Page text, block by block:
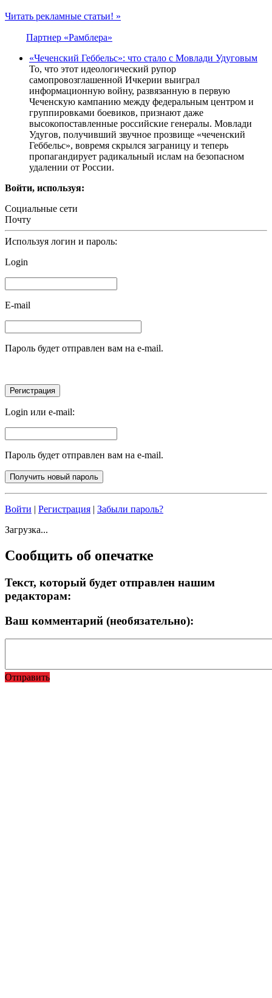
Читать рекламные статьи! »
Партнер «Рамблера»
«Чеченский Геббельс»: что стало с Мовлади Удуговым
То, что этот идеологический рупор
самопровозглашенной Ичкерии выиграл
информационную войну, развязанную в первую
Чеченскую кампанию между федеральным центром и
группировками боевиков, признают даже
высокопоставленные российские генералы. Мовлади
Удугов, получивший звучное прозвище «чеченский
Геббельс», вовремя скрылся заграницу и теперь
пропагандирует радикальный ислам на безопасном
удалении от России.
Войти, используя:
Социальные сети
Почту
Используя логин и пароль:
Login
E-mail
Пароль будет отправлен вам на e-mail.
Login или e-mail:
Пароль будет отправлен вам на e-mail.
Войти | Регистрация | Забыли пароль?
Загрузка...
Сообщить об опечатке
Текст, который будет отправлен нашим
редакторам:
Ваш комментарий (необязательно):
Отправить